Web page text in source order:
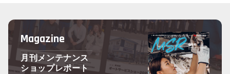
Magazine
月刊メンテナンス
ショップレポート